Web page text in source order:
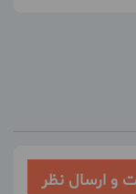
و ارسال نظر